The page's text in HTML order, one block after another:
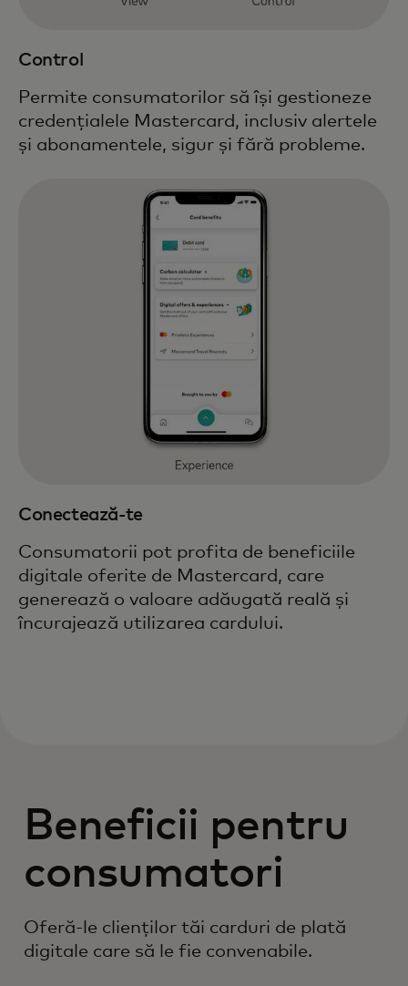
Control
Permite consumatorilor să își gestioneze
credențialele Mastercard, inclusiv alertele
și abonamentele, sigur și fără probleme.
Conectează-te
Consumatorii pot profita de beneficiile
digitale oferite de Mastercard, care
generează o valoare adăugată reală și
încurajează utilizarea cardului.
Beneficii pentru
consumatori
Oferă-le clienților tăi carduri de plată
digitale care să le fie convenabile.